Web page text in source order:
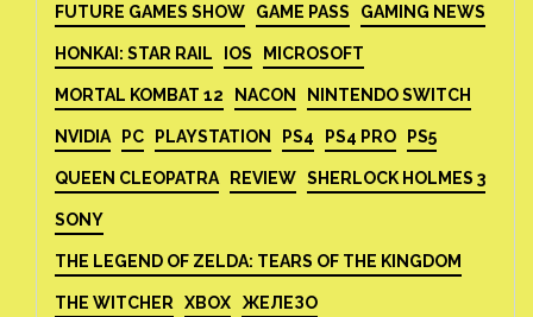
FUTURE GAMES SHOW GAME PASS GAMING NEWS
HONKAI: STAR RAIL IOS MICROSOFT
MORTAL KOMBAT 12 NACON NINTENDO SWITCH
NVIDIA PC PLAYSTATION PS4 PS4 PRO PS5
QUEEN CLEOPATRA REVIEW SHERLOCK HOLMES 3
SONY
THE LEGEND OF ZELDA: TEARS OF THE KINGDOM
THE WITCHER XBOX ЖЕЛЕЗО